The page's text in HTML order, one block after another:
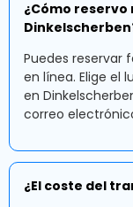
¿Cómo
Puedes reservar
en línea. Elige el
en
correo
¿El coste del